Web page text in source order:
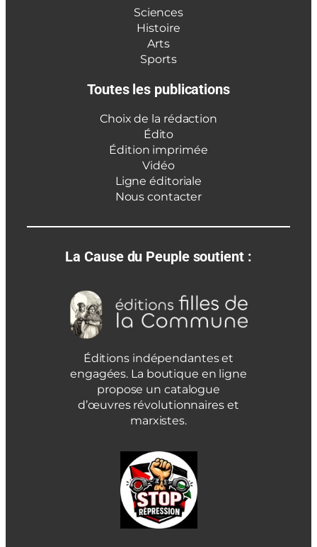
Sciences
Histoire
Arts
Sports
Toutes les publications
Choix de la rédaction
Édito
Édition imprimée
Vidéo
Ligne éditoriale
Nous contacter
La Cause du Peuple soutient :
Éditions indépendantes et
engagées. La boutique en ligne
propose un catalogue
d’œuvres révolutionnaires et
marxistes.